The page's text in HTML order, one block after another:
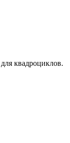
квадроциклов.